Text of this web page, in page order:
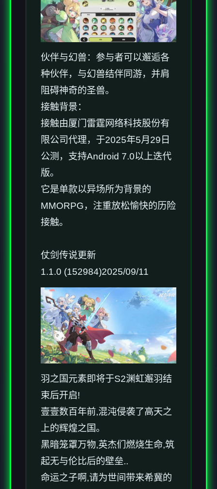
伙伴与幻兽：参与者可以邂逅各
种伙伴，与幻兽结伴同游，并肩
阻碍神奇的圣兽。
接触背景：
接触由厦门雷霆网络科技股份有
限公司代理，于2025年5月29日
公测，支持Android 7.0以上迭代
版。
它是单款以异场所为背景的
MMORPG，注重放松愉快的历险
接触。
仗剑传说更新
1.1.0 (152984)2025/09/11
羽之国元素即将于S2渊虹邂羽结
束后开启!
壹壹数百年前,混沌侵袭了高天之
上的辉煌之国。
黑暗笼罩万物,英杰们燃烧生命,筑
起无与伦比后的壁垒..
命运之子啊,请为世间带来希冀的